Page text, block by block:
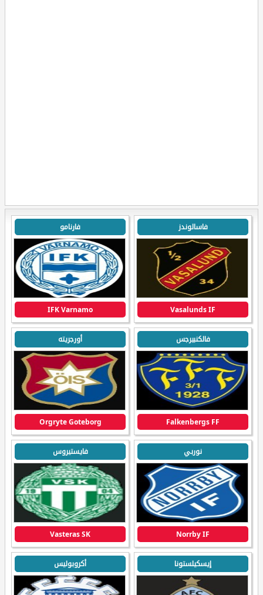
فاسالوندز
Vasalunds IF
فارنامو
IFK Varnamo
فالكنبيرجس
Falkenbergs FF
أورجريته
Orgryte Goteborg
نوربي
Norrby IF
فايستيروس
Vasteras SK
إيسكيلستونا أكروبوليس